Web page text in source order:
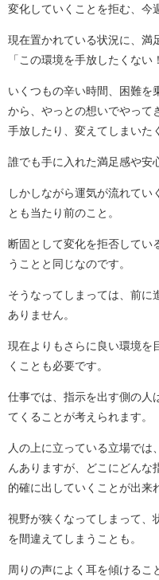
変化していくことを拒む、今
現在置かれている状況に、満
「この環境を手放したくない
いくつもの辛い時間、困難を
から、やっとの想いでやって
手放したり、変えてしまいた
誰でも手に入れた満足感や安
しかしながら運気が流れてい
とも当たり前のこと。
断固として変化を拒否してい
うことと同じなのです。
そうなってしまっては、前に
ありません。
現在よりもさらに良い環境を
くことも必要です。
仕事では、指示を出す側の人
てくることが考えられます。
人の上に立っている立場では
んありますが、どこにどんな
的確に出していくことが出来
視野が狭くなってしまって、
を間違えてしまうことも。
周りの声によく耳を傾けるこ